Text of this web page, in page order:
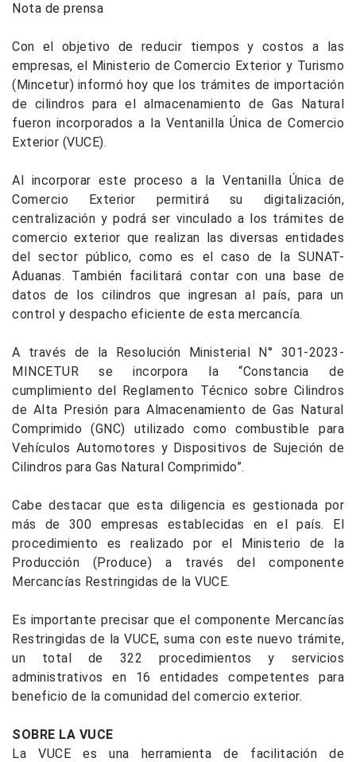
Nota de prensa
​Con el objetivo de reducir tiempos y costos a las
empresas, el Ministerio de Comercio Exterior y Turismo
(Mincetur) informó hoy que los trámites de importación
de cilindros para el almacenamiento de Gas Natural
fueron incorporados a la Ventanilla Única de Comercio
Exterior (VUCE).
Al incorporar este proceso a la Ventanilla Única de
Comercio Exterior permitirá su digitalización,
centralización y podrá ser vinculado a los trámites de
comercio exterior que realizan las diversas entidades
del sector público, como es el caso de la SUNAT-
Aduanas. También facilitará contar con una base de
datos de los cilindros que ingresan al país, para un
control y despacho eficiente de esta mercancía.
A través de la Resolución Ministerial N° 301-2023-
MINCETUR se incorpora la “Constancia de
cumplimiento del Reglamento Técnico sobre Cilindros
de Alta Presión para Almacenamiento de Gas Natural
Comprimido (GNC) utilizado como combustible para
Vehículos Automotores y Dispositivos de Sujeción de
Cilindros para Gas Natural Comprimido”.
Cabe destacar que esta diligencia es gestionada por
más de 300 empresas establecidas en el país. El
procedimiento es realizado por el Ministerio de la
Producción (Produce) a través del componente
Mercancías Restringidas de la VUCE.
Es importante precisar que el componente Mercancías
Restringidas de la VUCE, suma con este nuevo trámite,
un total de 322 procedimientos y servicios
administrativos en 16 entidades competentes para
beneficio de la comunidad del comercio exterior.
SOBRE LA VUCE
La VUCE es una herramienta de facilitación de